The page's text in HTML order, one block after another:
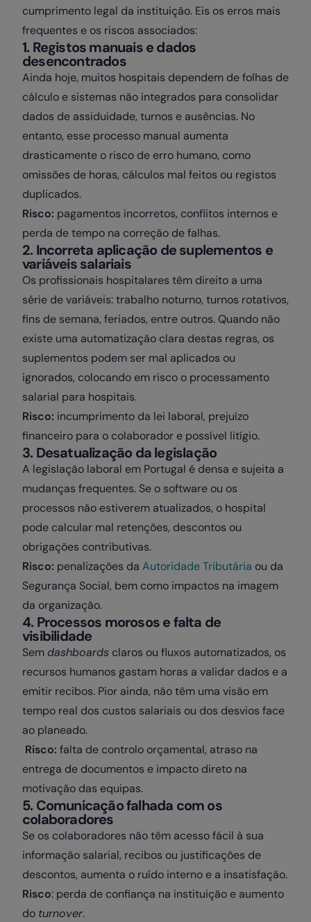
cumprimento legal da instituição. Eis os erros mais
frequentes e os riscos associados:
1. Registos manuais e dados
desencontrados
Ainda hoje, muitos hospitais dependem de folhas de
cálculo e sistemas não integrados para consolidar
dados de assiduidade, turnos e ausências. No
entanto, esse processo manual aumenta
drasticamente o risco de erro humano, como
omissões de horas, cálculos mal feitos ou registos
duplicados.
Risco: pagamentos incorretos, conflitos internos e
perda de tempo na correção de falhas.
2. Incorreta aplicação de suplementos e
variáveis salariais
Os profissionais hospitalares têm direito a uma
série de variáveis: trabalho noturno, turnos rotativos,
fins de semana, feriados, entre outros. Quando não
existe uma automatização clara destas regras, os
suplementos podem ser mal aplicados ou
ignorados, colocando em risco o processamento
salarial para hospitais.
Risco: incumprimento da lei laboral, prejuízo
financeiro para o colaborador e possível litígio.
3. Desatualização da legislação
A legislação laboral em Portugal é densa e sujeita a
mudanças frequentes. Se o software ou os
processos não estiverem atualizados, o hospital
pode calcular mal retenções, descontos ou
obrigações contributivas.
Risco: penalizações da Autoridade Tributária ou da
Segurança Social, bem como impactos na imagem
da organização.
4. Processos morosos e falta de
visibilidade
Semdashboards claros ou fluxos automatizados, os
recursos humanos gastam horas a validar dados e a
emitir recibos. Pior ainda, não têm uma visão em
tempo real dos custos salariais ou dos desvios face
ao planeado.
Risco: falta de controlo orçamental, atraso na
entrega de documentos e impacto direto na
motivação das equipas.
5. Comunicação falhada com os
colaboradores
Se os colaboradores não têm acesso fácil à sua
informação salarial, recibos ou justificações de
descontos, aumenta o ruído interno e a insatisfação.
Risco: perda de confiança na instituição e aumento
do turnover.